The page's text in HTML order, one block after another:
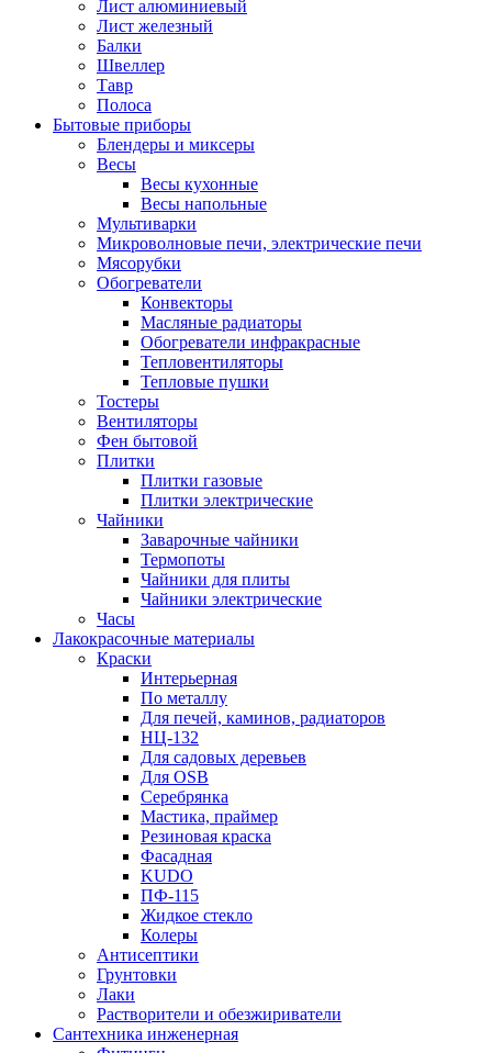
Лист алюминиевый
Лист железный
Балки
Швеллер
Тавр
Полоса
Бытовые приборы
Блендеры и миксеры
Весы
Весы кухонные
Весы напольные
Мультиварки
Микроволновые печи, электрические печи
Мясорубки
Обогреватели
Конвекторы
Масляные радиаторы
Обогреватели инфракрасные
Тепловентиляторы
Тепловые пушки
Тостеры
Вентиляторы
Фен бытовой
Плитки
Плитки газовые
Плитки электрические
Чайники
Заварочные чайники
Термопоты
Чайники для плиты
Чайники электрические
Часы
Лакокрасочные материалы
Краски
Интерьерная
По металлу
Для печей, каминов, радиаторов
НЦ-132
Для садовых деревьев
Для OSB
Серебрянка
Мастика, праймер
Резиновая краска
Фасадная
KUDO
ПФ-115
Жидкое стекло
Колеры
Антисептики
Грунтовки
Лаки
Растворители и обезжириватели
Сантехника инженерная